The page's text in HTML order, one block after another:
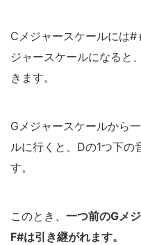
Cメジャースケールには
ジャースケールになると
きます。
Gメジャースケールから
ルに行くと、Dの1つ下の
す。
このとき、 一つ前のGメ
F#は引き継がれます。